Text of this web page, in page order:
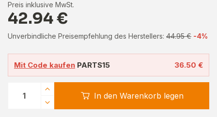
Preis inklusive MwSt.
42.94 €
Unverbindliche Preisempfehlung des Herstellers: 44.95 € -4%
Mit Code kaufen PARTS15 36.50 €
In den Warenkorb legen